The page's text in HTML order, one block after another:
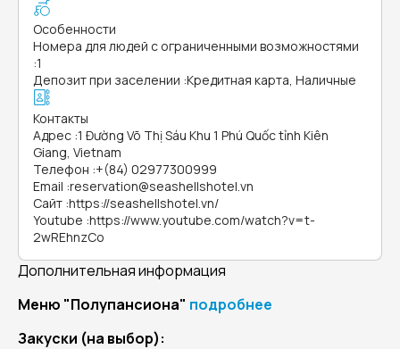
Особенности
Номера для людей с ограниченными возможностями
:1
Депозит при заселении :Кредитная карта, Наличные
Контакты
Адрес :1 Đường Võ Thị Sáu Khu 1 Phú Quốc tỉnh Kiên
Giang, Vietnam
Телефон :+(84) 02977300999
Email :reservation@seashellshotel.vn
Сайт :https://seashellshotel.vn/
Youtube :https://www.youtube.com/watch?v=t-
2wREhnzCo
Дополнительная информация
Меню "Полупансиона" подробнее
Закуски (на выбор):